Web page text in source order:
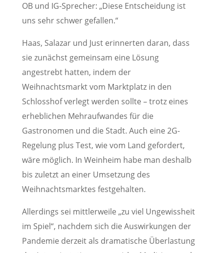
OB und IG-Sprecher: „Diese Entscheidung ist
uns sehr schwer gefallen.“
Haas, Salazar und Just erinnerten daran, dass
sie zunächst gemeinsam eine Lösung
angestrebt hatten, indem der
Weihnachtsmarkt vom Marktplatz in den
Schlosshof verlegt werden sollte – trotz eines
erheblichen Mehraufwandes für die
Gastronomen und die Stadt. Auch eine 2G-
Regelung plus Test, wie vom Land gefordert,
wäre möglich. In Weinheim habe man deshalb
bis zuletzt an einer Umsetzung des
Weihnachtsmarktes festgehalten.
Allerdings sei mittlerweile „zu viel Ungewissheit
im Spiel“, nachdem sich die Auswirkungen der
Pandemie derzeit als dramatische Überlastung